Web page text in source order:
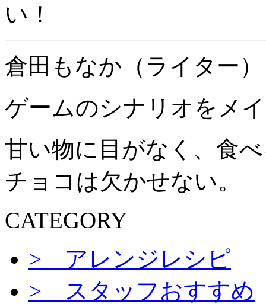
い！
倉田もなか（ライター）
ゲームのシナリオをメ
甘い物に目がなく、食
チョコは欠かせない。
CATEGORY
> アレンジレシピ
> スタッフおすすめ